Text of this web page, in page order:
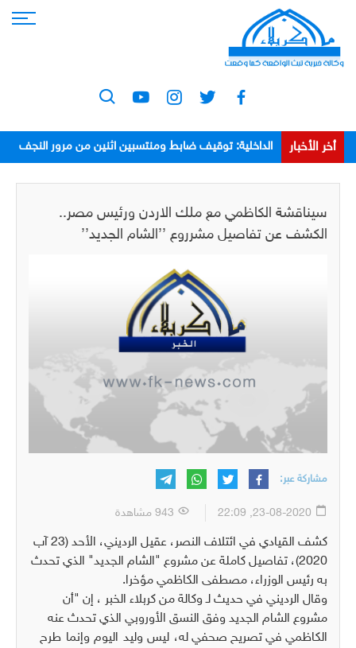
أخر الأخبار
الداخلية: توقيف ضابط ومنتسبين اثنين من مرور النجف
سيناقشة الكاظمي مع ملك الاردن ورئيس مصر..
الكشف عن تفاصيل مشرروع ’’الشام الجديد’’
مشاركة عبر:
كشف القيادي في ائتلاف النصر، عقيل الرديني، الأحد (23 آب
2020)، تفاصيل كاملة عن مشروع "الشام الجديد" الذي تحدث
به رئيس الوزراء، مصطفى الكاظمي مؤخرا.
وقال الرديني في حديث لـ وكالة من كربلاء الخبر ، إن "أن
مشروع الشام الجديد وفق النسق الأوروبي الذي تحدث عنه
الكاظمي في تصريح صحفي له، ليس وليد اليوم وإنما طرح